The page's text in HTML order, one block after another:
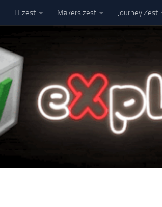
IT zest Makers zest Journey Zest